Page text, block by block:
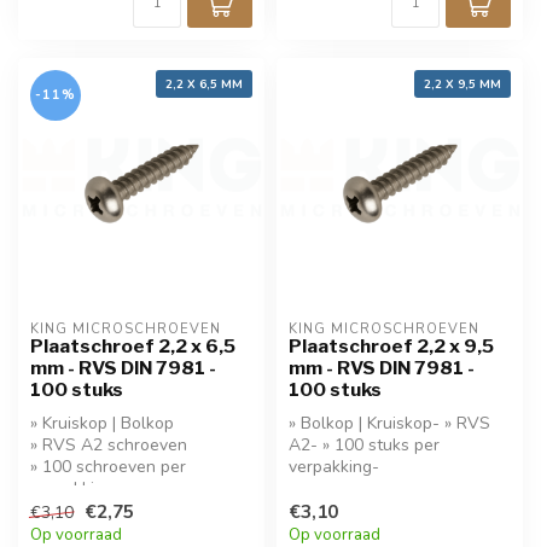
2,2 X 6,5 MM
-11%
KING MICROSCHROEVEN
Plaatschroef 2,2 x 6,5
mm - RVS DIN 7981 -
100 stuks
» Kruiskop | Bolkop
» RVS A2 schroeven
» 100 schroeven per
verpakking
» Koop 5 stuks krijg 10%
korting!
€3,10 €2,75
Op voorraad
2,2 X 9,5 MM
KING MICROSCHROEVEN
Plaatschroef 2,2 x 9,5
mm - RVS DIN 7981 -
100 stuks
» Bolkop | Kruiskop- » RVS
A2- » 100 stuks per
verpakking-
€3,10
Op voorraad